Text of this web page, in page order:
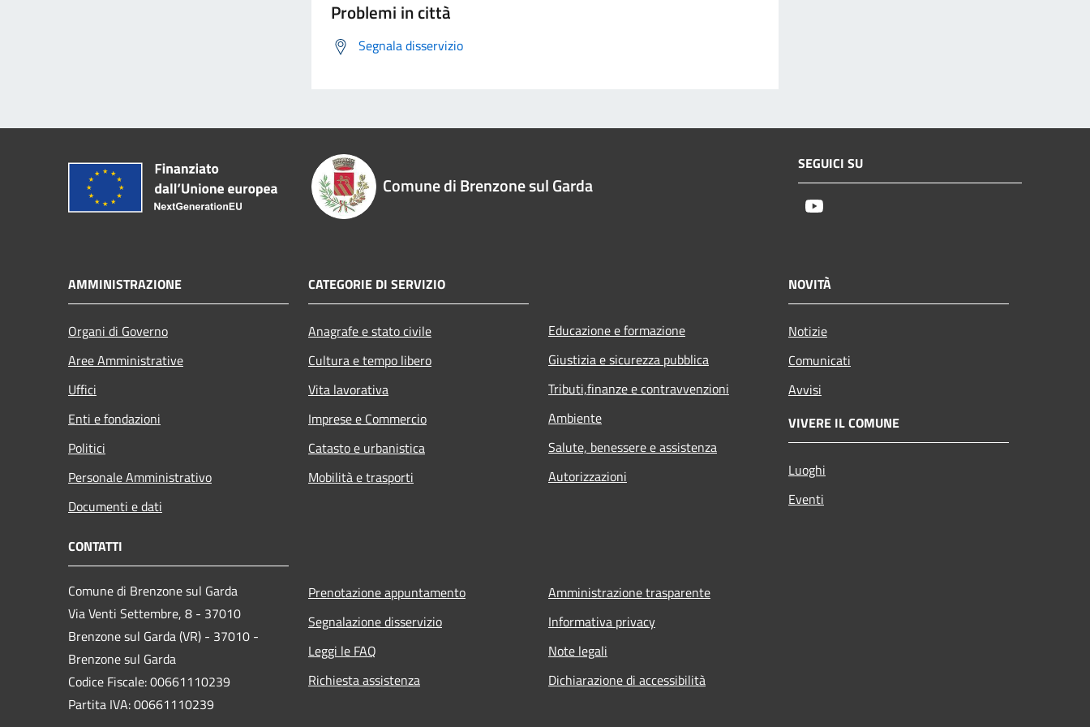
Problemi in città
Segnala disservizio
Comune di Brenzone sul Garda
SEGUICI SU
AMMINISTRAZIONE
Organi di Governo
Aree Amministrative
Uffici
Enti e fondazioni
Politici
Personale Amministrativo
Documenti e dati
CATEGORIE DI SERVIZIO
Anagrafe e stato civile
Cultura e tempo libero
Vita lavorativa
Imprese e Commercio
Catasto e urbanistica
Mobilità e trasporti
Educazione e formazione
Giustizia e sicurezza pubblica
Tributi,finanze e contravvenzioni
Ambiente
Salute, benessere e assistenza
Autorizzazioni
NOVITÀ
Notizie
Comunicati
Avvisi
VIVERE IL COMUNE
Luoghi
Eventi
CONTATTI
Comune di Brenzone sul Garda
Via Venti Settembre, 8 - 37010
Brenzone sul Garda (VR) - 37010 -
Brenzone sul Garda
Codice Fiscale: 00661110239
Partita IVA: 00661110239
Prenotazione appuntamento
Segnalazione disservizio
Leggi le FAQ
Richiesta assistenza
Amministrazione trasparente
Informativa privacy
Note legali
Dichiarazione di accessibilità